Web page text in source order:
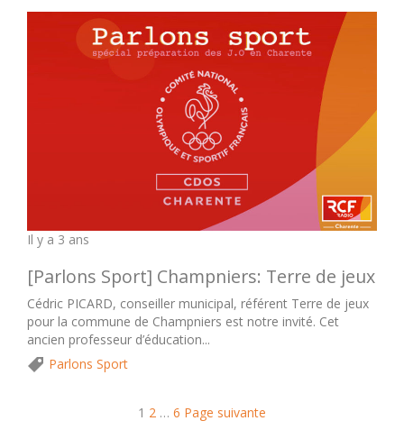
Il y a 3 ans
[Parlons Sport] Champniers: Terre de jeux
Cédric PICARD, conseiller municipal, référent Terre de jeux
pour la commune de Champniers est notre invité. Cet
ancien professeur d’éducation...
Parlons Sport
1 2 … 6 Page suivante